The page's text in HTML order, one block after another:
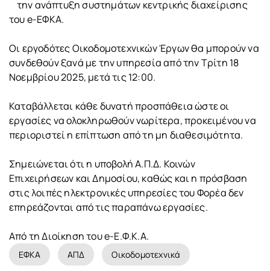
την ανάπτυξη συστημάτων κεντρικής διαχείρισης
του e-ΕΦΚΑ.
Οι εργοδότες Οικοδομοτεχνικών Έργων θα μπορούν να
συνδεθούν ξανά με την υπηρεσία από την Τρίτη 18
Νοεμβρίου 2025, μετά τις 12:00.
Καταβάλλεται κάθε δυνατή προσπάθεια ώστε οι
εργασίες να ολοκληρωθούν νωρίτερα, προκειμένου να
περιοριστεί η επίπτωση από τη μη διαθεσιμότητα.
Σημειώνεται ότι η υποβολή Α.Π.Δ. Κοινών
Επιχειρήσεων και Δημοσίου, καθώς και η πρόσβαση
στις λοιπές ηλεκτρονικές υπηρεσίες του Φορέα δεν
επηρεάζονται από τις παραπάνω εργασίες.
Από τη Διοίκηση του e-Ε.Φ.Κ.Α.
ΕΦΚΑ ΑΠΔ Οικοδομοτεχνικά